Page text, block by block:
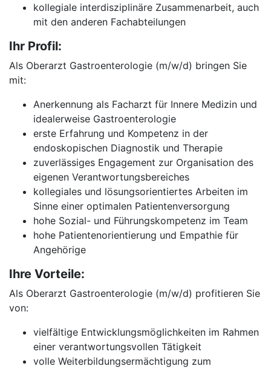
kollegiale interdisziplinäre Zusammenarbeit, auch
mit den anderen Fachabteilungen
Ihr Profil:
Als Oberarzt Gastroenterologie (m/w/d) bringen Sie
mit:
Anerkennung als Facharzt für Innere Medizin und
idealerweise Gastroenterologie
erste Erfahrung und Kompetenz in der
endoskopischen Diagnostik und Therapie
zuverlässiges Engagement zur Organisation des
eigenen Verantwortungsbereiches
kollegiales und lösungsorientiertes Arbeiten im
Sinne einer optimalen Patientenversorgung
hohe Sozial- und Führungskompetenz im Team
hohe Patientenorientierung und Empathie für
Angehörige
Ihre Vorteile:
Als Oberarzt Gastroenterologie (m/w/d) profitieren Sie
von:
vielfältige Entwicklungsmöglichkeiten im Rahmen
einer verantwortungsvollen Tätigkeit
volle Weiterbildungsermächtigung zum